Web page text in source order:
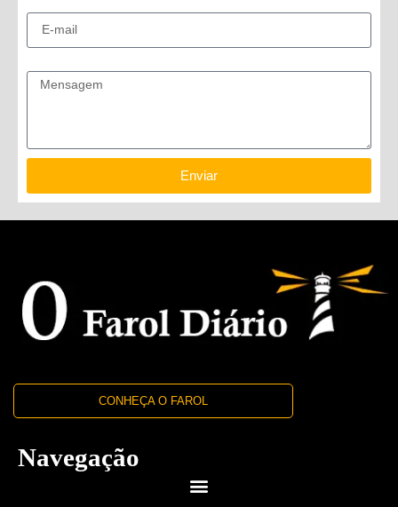
Enviar
CONHEÇA O FAROL
Navegação